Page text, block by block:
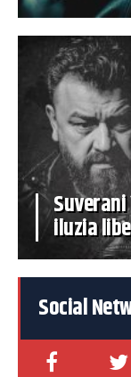
iluzia
Social